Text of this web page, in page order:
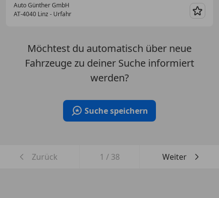
Auto Günther GmbH
AT-4040 Linz - Urfahr
Möchtest du automatisch über neue
Fahrzeuge zu deiner Suche informiert
werden?
Suche speichern
Zurück 1 / 38 Weiter